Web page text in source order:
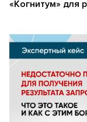
«Когнитум» для